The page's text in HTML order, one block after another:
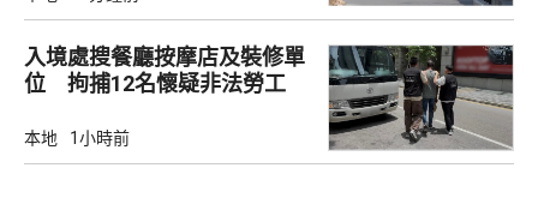
入境處搜餐廳按摩店及裝修單
位 拘捕12名懷疑非法勞工
本地 1小時前